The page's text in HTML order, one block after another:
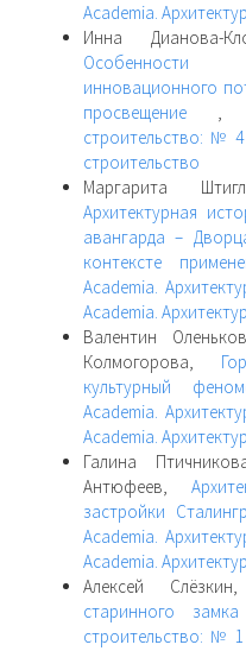
Academia.
Инна Дианова-
Особенности
инновационного
просвещение ,
строительство: № 4
строительство
Маргарита
Архитектурная
авангарда –
контексте
Academia.
Academia.
Валентин
Колмогорова,
культурный
Academia.
Academia.
Галина
Антюфеев,
застройки
Academia.
Academia.
Алексей
старинного замка
строительство: № 1